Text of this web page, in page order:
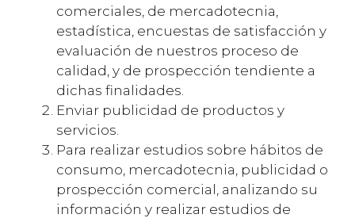
comerciales, de mercadotecnia,
estadística, encuestas de satisfacción y
evaluación de nuestros proceso de
calidad, y de prospección tendiente a
dichas finalidades.
Enviar publicidad de productos y
servicios.
Para realizar estudios sobre hábitos de
consumo, mercadotecnia, publicidad o
prospección comercial, analizando su
información y realizar estudios de